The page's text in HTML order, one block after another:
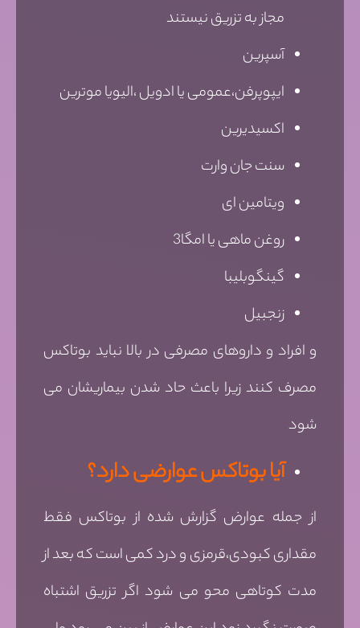
مجاز به تزریق نیستند
آسپرین
ایپوپرفن،عمومی یا ادویل ،الیویا موترین
اکسیدیرین
سنت جان وارت
ویتامین ای
روغن ماهی یا امگا3
گینگوبلیبا
زنجبیل
و افراد و داروهای مصرفی در بالا نباید بوتاکس
مصرف کنند زیرا باعث حاد شدن بیماریشان می
شود
آیا بوتاکس عوارضی دارد؟
از جمله عوارض گزارش شده از بوتاکس فقط
مقداری کبودی،قرمزی و درد کمی است که بعد از
مدت کوتاهی محو می شود اگر تزریق اشتباه